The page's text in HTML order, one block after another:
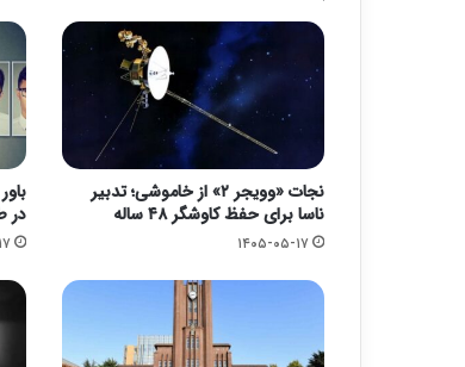
نجات «وویجر ۲» از خاموشی؛ تدبیر
ناسا برای حفظ کاوشگر ۴۸ ساله
۱۴۰۵-۰۵-۱۷
در